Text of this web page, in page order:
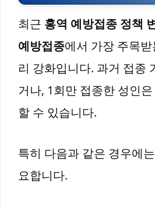
최근 홍역 예방접종 정책
예방접종에서 가장 주목
리 강화입니다. 과거 접종
거나, 1회만 접종한 성인
할 수 있습니다.
특히 다음과 같은 경우에
요합니다.